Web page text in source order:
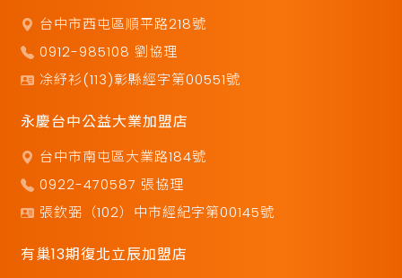
台中市西屯區順平路218號
0912-985108 劉協理
凃紓衫(113)彰縣經字第00551號
永慶台中公益大業加盟店
台中市南屯區大業路184號
0922-470587 張協理
張欽弼（102）中市經紀字第00145號
有巢13期復北立辰加盟店